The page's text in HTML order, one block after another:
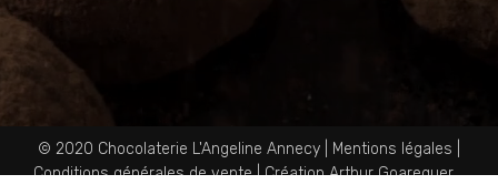
© 2020 Chocolaterie L'Angeline Annecy | Mentions légales
Conditions générales de vente|Création Arthur Goareguer